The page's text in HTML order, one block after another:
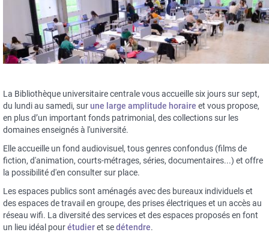
La Bibliothèque universitaire centrale vous accueille six jours sur sept,
du lundi au samedi, surune large amplitude horaire et vous propose,
en plus d’un important fonds patrimonial, des collections sur les
domaines enseignés à l'université.
Elle accueille un fond audiovisuel, tous genres confondus (films de
fiction, d'animation, courts-métrages, séries, documentaires...) et offre
la possibilité d'en consulter sur place.
Les espaces publics sont aménagés avec des bureaux individuels et
des espaces de travail en groupe, des prises électriques et un accès au
réseau wifi. La diversité des services et des espaces proposés en font
un lieu idéal pourétudieret sedétendre.